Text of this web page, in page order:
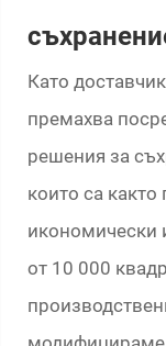
Като
премахва
решения за
които са
икономически
от 10 000